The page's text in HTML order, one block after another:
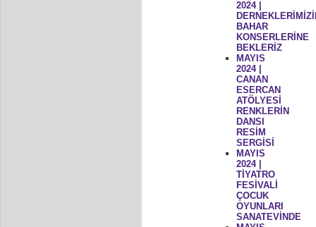
2024 |
BAHAR
KONSERLERİNE
BEKLERİZ
MAYIS
2024 |
CANAN
ESERCAN
ATÖLYESİ
RENKLERİN
DANSI
RESİM
SERGİSİ
MAYIS
2024 |
TİYATRO
FESİVALİ
ÇOCUK
OYUNLARI
SANATEVİNDE